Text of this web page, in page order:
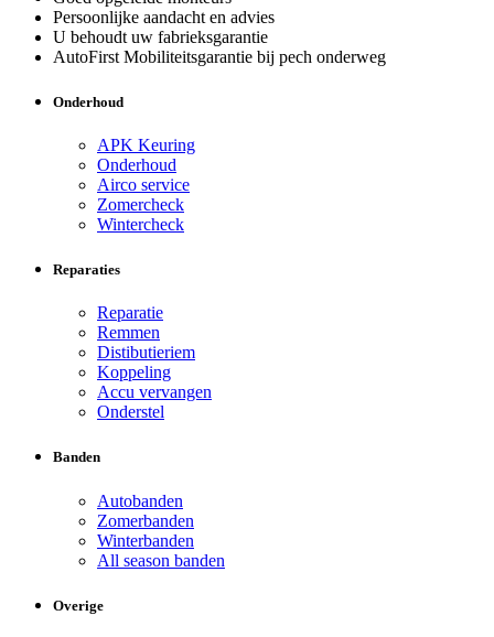
Persoonlijke aandacht en advies
U behoudt uw fabrieksgarantie
AutoFirst Mobiliteitsgarantie bij pech onderweg
Onderhoud
APK Keuring
Onderhoud
Airco service
Zomercheck
Wintercheck
Reparaties
Reparatie
Remmen
Distibutieriem
Koppeling
Accu vervangen
Onderstel
Banden
Autobanden
Zomerbanden
Winterbanden
All season banden
Overige